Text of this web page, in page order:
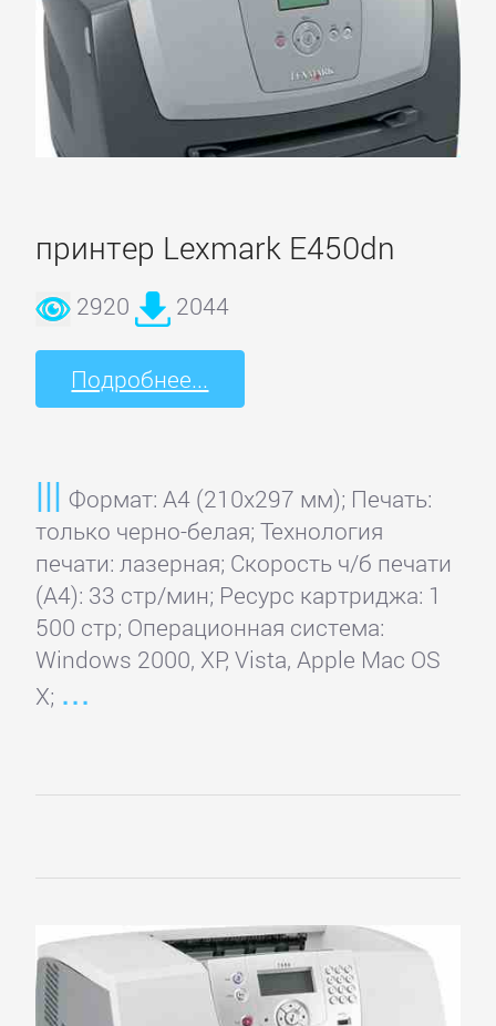
принтер Lexmark E450dn
2920 2044
Подробнее...
Формат: A4 (210x297 мм); Печать:
только черно-белая; Технология
печати: лазерная; Скорость ч/б печати
(А4): 33 стр/мин; Ресурс картриджа: 1
500 стр; Операционная система:
Windows 2000, XP, Vista, Apple Mac OS
X;